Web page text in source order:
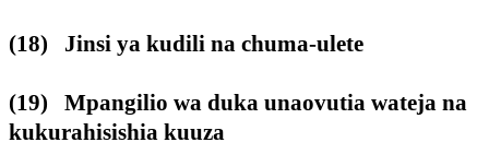
(18) Jinsi ya kudili na chuma-ulete
(19) Mpangilio wa duka unaovutia wateja na
kukurahisishia kuuza